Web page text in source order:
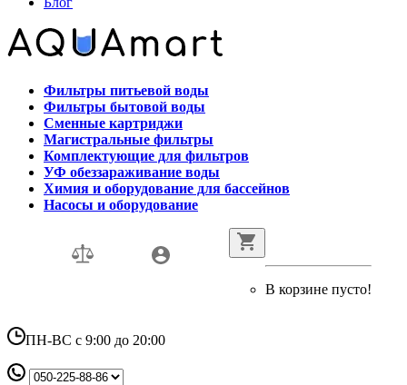
Фильтры питьевой воды
Фильтры бытовой воды
Сменные картриджи
Магистральные фильтры
Комплектующие для фильтров
УФ обеззараживание воды
Химия и оборудование для бассейнов
Насосы и оборудование
В корзине пусто!
ПН-ВС с 9:00 до 20:00